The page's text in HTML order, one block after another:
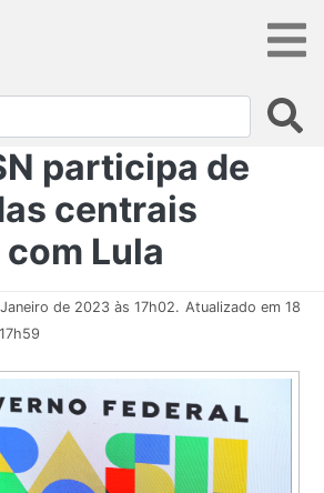
participa de
centrais
Lula
de 2023 às 17h02. Atualizado em 18